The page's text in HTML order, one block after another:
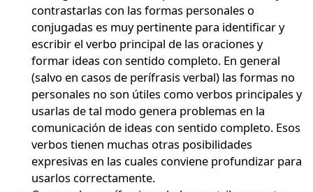
contrastarlas con las formas personales o
conjugadas es muy pertinente para identificar y
escribir el verbo principal de las oraciones y
formar ideas con sentido completo. En general
(salvo en casos de perífrasis verbal) las formas no
personales no son útiles como verbos principales y
usarlas de tal modo genera problemas en la
comunicación de ideas con sentido completo. Esos
verbos tienen muchas otras posibilidades
expresivas en las cuales conviene profundizar para
usarlos correctamente.